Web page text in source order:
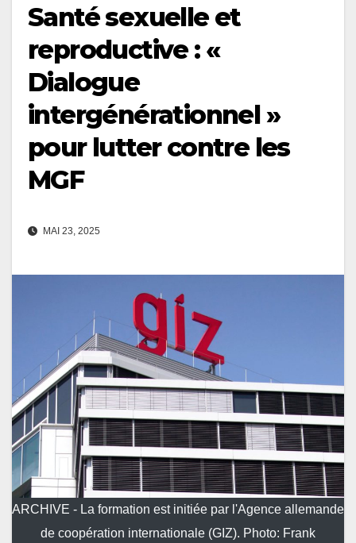
Santé sexuelle et
reproductive : «
Dialogue
intergénérationnel »
pour lutter contre les
MGF
MAI 23, 2025
ARCHIVE - La formation est initiée par l'Agence allemande
de coopération internationale (GIZ). Photo: Frank